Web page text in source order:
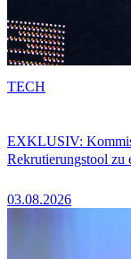
EXKLUSIV:
Rekrutierungstool zu
03.08.2026
TECH